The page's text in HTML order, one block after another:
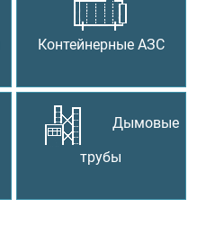
Контейнерные АЗС
Дымовые
трубы